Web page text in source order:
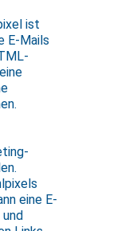
ist
E-Mails
eine E-